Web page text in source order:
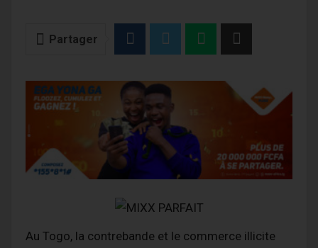
Partager
Au Togo, la contrebande et le commerce illicite